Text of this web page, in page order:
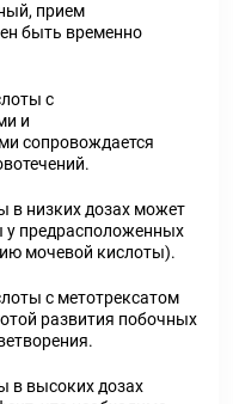
прием
быть временно
с
и
сопровождается
в низких дозах может
у предрасположенных
мочевой кислоты).
с метотрексатом
развития побочных
в высоких дозах